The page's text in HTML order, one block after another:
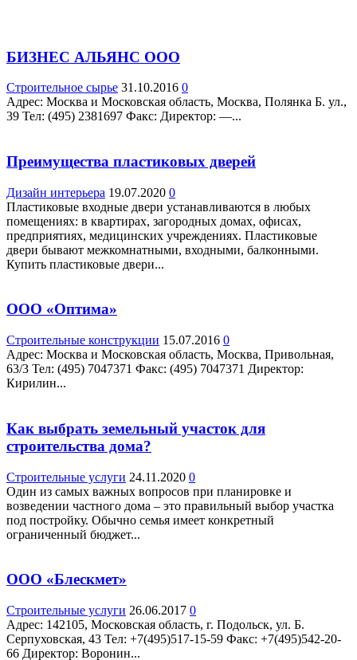
БИЗНЕС АЛЬЯНС ООО
Строительное сырье 31.10.2016 0
Адрес: Москва и Московская область, Москва, Полянка Б. ул.,
39 Teл: (495) 2381697 Факс: Директор: —...
Преимущества пластиковых дверей
Дизайн интерьера 19.07.2020 0
Пластиковые входные двери устанавливаются в любых
помещениях: в квартирах, загородных домах, офисах,
предприятиях, медицинских учреждениях. Пластиковые
двери бывают межкомнатными, входными, балконными.
Купить пластиковые двери...
ООО «Оптима»
Строительные конструкции 15.07.2016 0
Адрес: Москва и Московская область, Москва, Привольная,
63/3 Teл: (495) 7047371 Факс: (495) 7047371 Директор:
Кирилин...
Как выбрать земельный участок для
строительства дома?
Строительные услуги 24.11.2020 0
Один из самых важных вопросов при планировке и
возведении частного дома – это правильный выбор участка
под постройку. Обычно семья имеет конкретный
ограниченный бюджет...
ООО «Блескмет»
Строительные услуги 26.06.2017 0
Адрес: 142105, Московская область, г. Подольск, ул. Б.
Серпуховская, 43 Teл: +7(495)517-15-59 Факс: +7(495)542-20-
66 Директор: Воронин...